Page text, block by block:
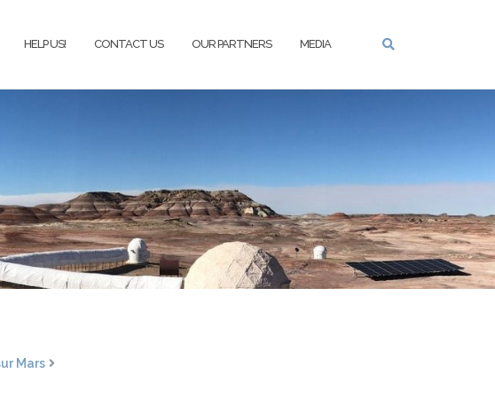
HELP US! CONTACT US OUR PARTNERS MEDIA
Mars